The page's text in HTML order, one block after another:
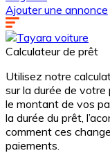
Ajouter une annonce
Calculateur de prêt
Utilisez notre
sur la durée de
le montant de vos
la durée du prêt,
comment ces
paiements.